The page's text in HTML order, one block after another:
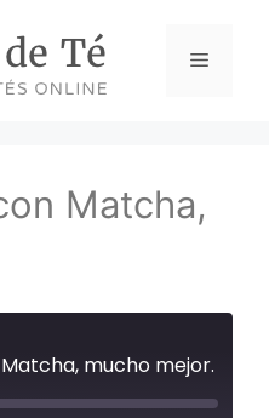
Menu
Matcha,
Matcha, mucho mejor.